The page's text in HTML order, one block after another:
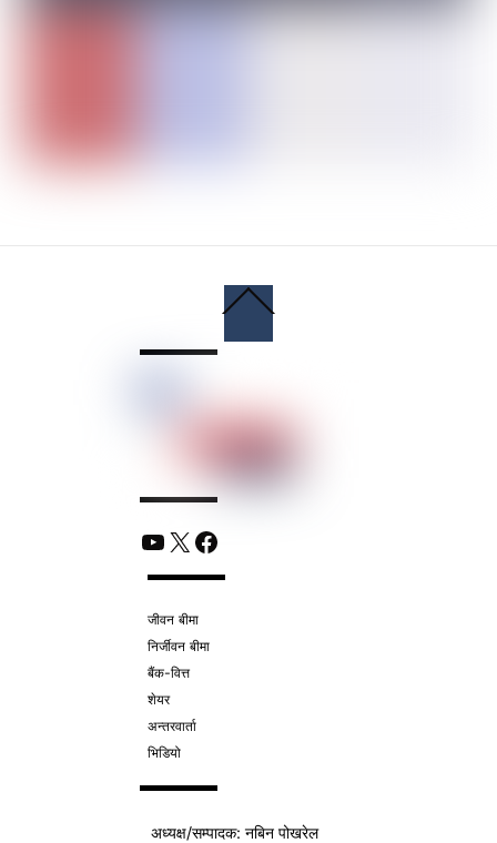
To
YouTube
X Facebook
जीवन बीमा
निर्जीवन बीमा
बैंक-वित्त
शेयर
अन्तरवार्ता
भिडियो
अध्यक्ष/सम्पादक: नबिन पोखरेल